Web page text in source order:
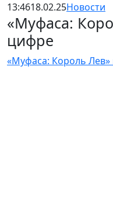
13:4618.02.25Новости
«Муфаса:
цифре
«Муфаса: Король